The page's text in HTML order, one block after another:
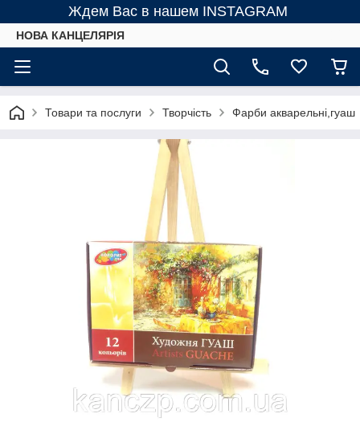
Ждем Вас в нашем INSTAGRAM
НОВА КАНЦЕЛЯРІЯ
Товари та послуги Творчість Фарби акварельні,гуаш